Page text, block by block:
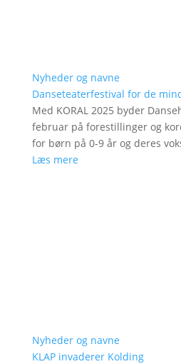
Nyheder og navne
Danseteaterfestival for de
Med KORAL 2025 byder
februar på forestillinger og
for børn på 0-9 år og deres
Læs mere
Nyheder og navne
KLAP invaderer Kolding